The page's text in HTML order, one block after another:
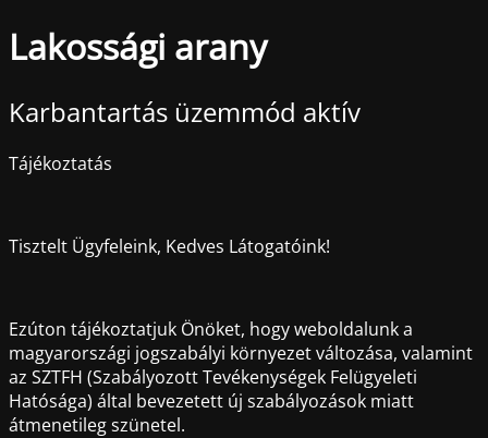
Lakossági arany
Karbantartás üzemmód aktív
Tájékoztatás
Tisztelt Ügyfeleink, Kedves Látogatóink!
Ezúton tájékoztatjuk Önöket, hogy weboldalunk a
magyarországi jogszabályi környezet változása, valamint
az SZTFH (Szabályozott Tevékenységek Felügyeleti
Hatósága) által bevezetett új szabályozások miatt
átmenetileg szünetel.